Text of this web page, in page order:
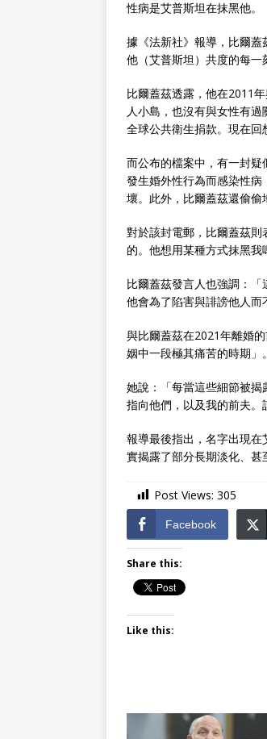
性病是艾普斯坦在抹黑他。
據《法新社》報導，比爾
他（艾普斯坦）共度的每一
比爾蓋茲透露，他在2011
人小島，也沒有與女性有
全球公共衛生捐款。現在回
而公布的檔案中，有一封疑
發生婚外性行為而感染性
壞。此外，比爾蓋茲還偷偷
對於該封電郵，比爾蓋茲
的。他想用某種方式抹黑我
比爾蓋茲發言人也強調：
他會為了陷害與誹謗他人而
與比爾蓋茲在2021年離婚
姻中一段極其痛苦的時期」。
她說：「每當這些細節被
指向他們，以及我的前夫。
報導最後指出，名字出現
實揭露了部分長期淡化、甚
Post Views: 305
Facebook
Share this:
Like this: